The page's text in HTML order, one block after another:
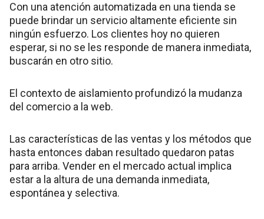
Con una atención automatizada en una tienda se
puede brindar un servicio altamente eficiente sin
ningún esfuerzo. Los clientes hoy no quieren
esperar, si no se les responde de manera inmediata,
buscarán en otro sitio.
El contexto de aislamiento profundizó la mudanza
del comercio a la web.
Las características de las ventas y los métodos que
hasta entonces daban resultado quedaron patas
para arriba. Vender en el mercado actual implica
estar a la altura de una demanda inmediata,
espontánea y selectiva.